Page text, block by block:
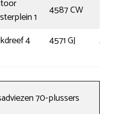
1
4587 CW
4 4571 GJ Axel
70-plussers